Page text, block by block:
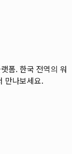
폼. 한국 전역의 워
만나보세요.